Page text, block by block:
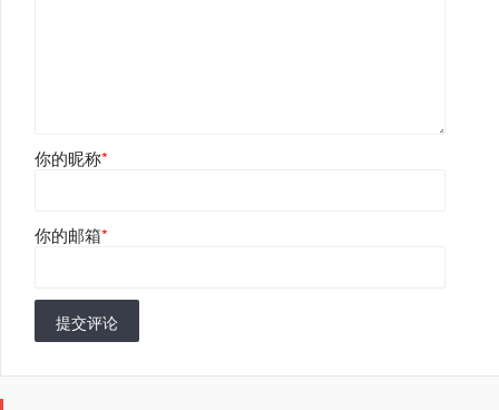
你的昵称*
你的邮箱*
提交评论